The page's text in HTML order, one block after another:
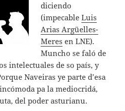
diciendo
(impecableLuis
Arias Argüelles-
Meres en LNE).
Muncho se faló de
intelectuales de so país, y
Naveiras ye parte d’esa
pa la mediocridá,
del poder asturianu.